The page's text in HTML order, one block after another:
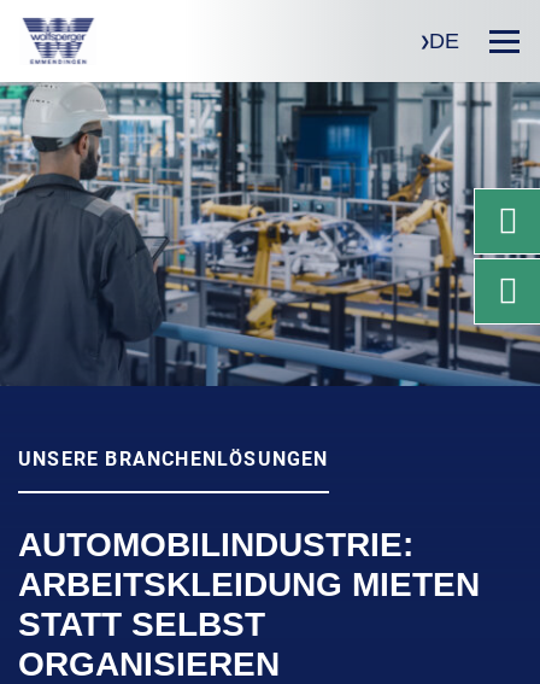
DE
UNSERE BRANCHENLÖSUNGEN
AUTOMOBILINDUSTRIE:
ARBEITSKLEIDUNG MIETEN
STATT SELBST
ORGANISIEREN